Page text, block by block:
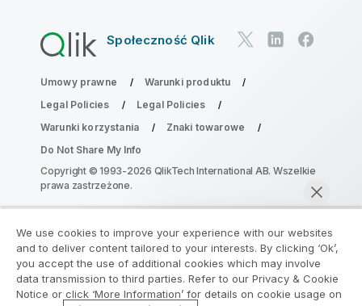
Społeczność Qlik
Umowy prawne
Warunki produktu
Legal Policies
Legal Policies
Warunki korzystania
Znaki towarowe
Do Not Share My Info
Copyright © 1993-2026 QlikTech International AB. Wszelkie
prawa zastrzeżone.
Dołącz do Programu Modernizacji
Analityki
Przeprowadź modernizację bez szkody dla Twoich
We use cookies to improve your experience with our websites
and to deliver content tailored to your interests. By clicking ‘Ok’,
you accept the use of additional cookies which may involve
data transmission to third parties. Refer to our Privacy & Cookie
Notice or click ‘More Information’ for details on cookie usage on